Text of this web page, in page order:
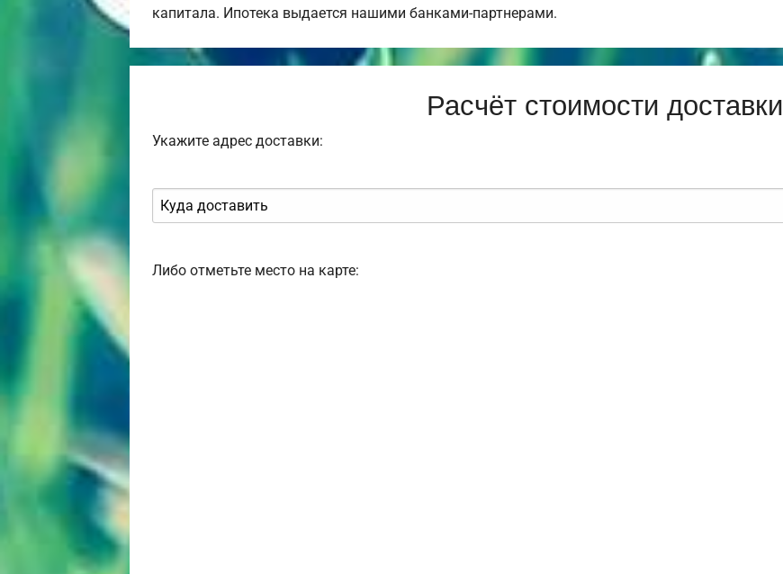
капитала. Ипотека выдается нашими банками-партнерами.
Расчёт стоимости доставки
Укажите адрес доставки:
Либо отметьте место на карте: